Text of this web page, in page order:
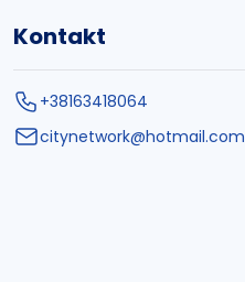
Kontakt
+38163418064
citynetwork@hotmail.com